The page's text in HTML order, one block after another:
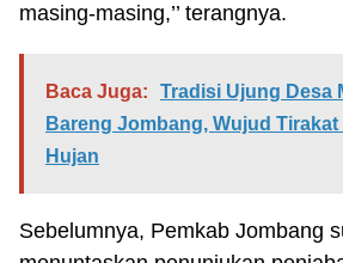
masing-masing,’’ terangnya.
Baca Juga:
Tradisi Ujung Desa
Bareng Jombang, Wujud Tirakat
Hujan
Sebelumnya, Pemkab Jombang